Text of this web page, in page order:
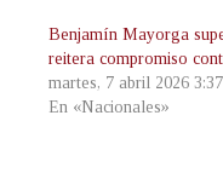
Benjamín Mayorga
reitera compromiso
martes, 7 abril 2026
En «Nacionales»